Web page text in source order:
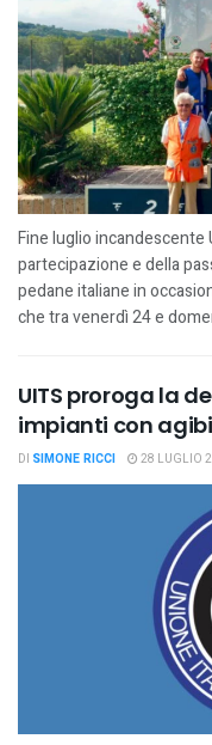
Fine luglio incandescente
partecipazione e della
pedane italiane in
che tra venerdì 24 e
UITS proroga la
impianti con
DI SIMONE RICCI 28 LUGLIO